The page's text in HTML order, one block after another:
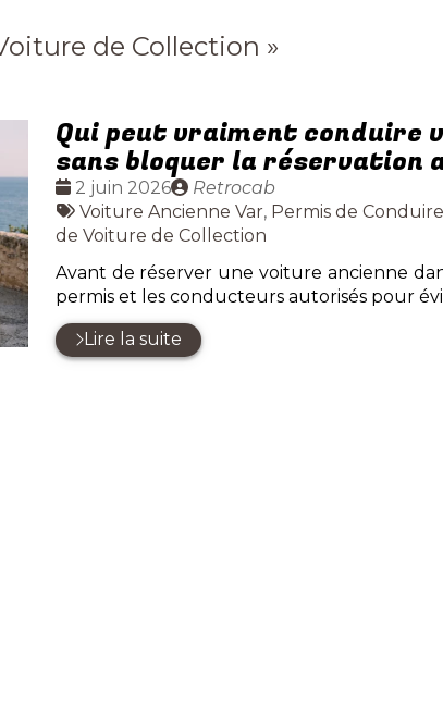
de Collection »
Qui peut vraiment conduire
sans bloquer la réservation
Date
:
2 juin 2026
Publié
par
Retrocab
Tags
Voiture Ancienne Var, Permis de Conduire
de Voiture de Collection
Avant de réserver une voiture ancienne
permis et les conducteurs autorisés pour
Lire la suite